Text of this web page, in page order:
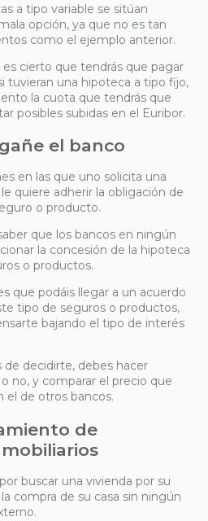
a tipo variable se sitúan
opción, ya que no es tan
como el ejemplo anterior.
es cierto que tendrás que pagar
tuvieran una hipoteca a tipo fijo,
la cuota que tendrás que
posibles subidas en el Euribor.
el banco
en las que uno solicita una
quiere adherir la obligación de
o producto.
que los bancos en ningún
la concesión de la hipoteca
o productos.
que podáis llegar a un acuerdo
tipo de seguros o productos,
bajando el tipo de interés
de decidirte, debes hacer
no, y comparar el precio que
el de otros bancos.
de
buscar una vivienda por su
compra de su casa sin ningún